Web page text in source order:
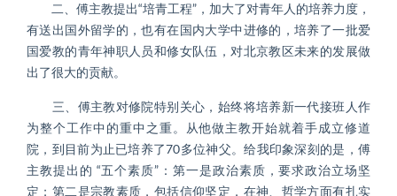
二、傅主教提出“培青工程”，加大了对青年人的培养力度，
有送出国外留学的，也有在国内大学中进修的，培养了一批爱
国爱教的青年神职人员和修女队伍，对北京教区未来的发展做
出了很大的贡献。
三、傅主教对修院特别关心，始终将培养新一代接班人作
为整个工作中的重中之重。从他做主教开始就着手成立修道
院，到目前为止已培养了70多位神父。给我印象深刻的是，傅
主教提出的 “五个素质”：第一是政治素质，要求政治立场坚
定；第二是宗教素质，包括信仰坚定，在神、哲学方面有扎实